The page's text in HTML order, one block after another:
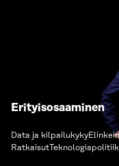
Erityisosaaminen
Data ja kilpailukyky
Ratkaisut